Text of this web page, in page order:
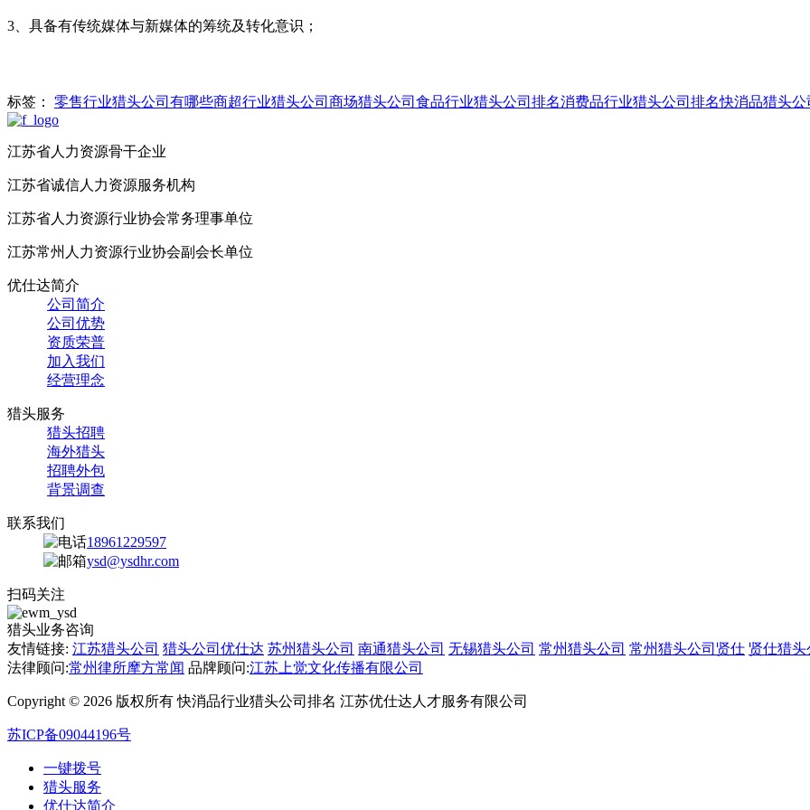
3、具备有传统媒体与新媒体的筹统及转化意识；
标签： 零售行业猎头公司有哪些商超行业猎头公司 商场猎头公司 食品行业猎头公司排名消费品行业猎头公司排名快消品猎头公
江苏省人力资源骨干企业
江苏省诚信人力资源服务机构
江苏省人力资源行业协会常务理事单位
江苏常州人力资源行业协会副会长单位
优仕达简介
公司简介
公司优势
资质荣普
加入我们
经营理念
猎头服务
猎头招聘
海外猎头
招聘外包
背景调查
联系我们
18961229597
ysd@ysdhr.com
扫码关注
猎头业务咨询
友情链接: 江苏猎头公司 猎头公司优仕达 苏州猎头公司 南通猎头公司 无锡猎头公司 常州猎头公司 常州猎头公司贤仕 贤仕猎头
法律顾问:常州律所摩方常闻 品牌顾问:江苏上觉文化传播有限公司
Copyright © 2026 版权所有 快消品行业猎头公司排名 江苏优仕达人才服务有限公司
苏ICP备09044196号
一键拨号
猎头服务
优仕达简介